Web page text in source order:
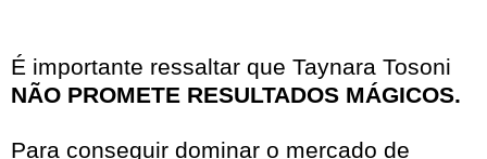
É importante ressaltar que Taynara Tosoni
NÃO PROMETE RESULTADOS MÁGICOS.
Para conseguir dominar o mercado de